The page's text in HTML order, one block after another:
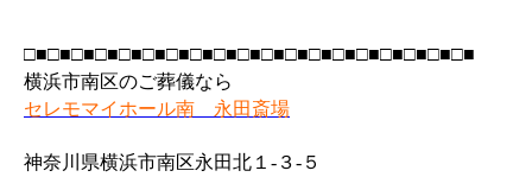
□■□■□■□■□■□■□■□■□■□■□■□■□■□■□■□■□■□■□■
横浜市南区のご葬儀なら
セレモマイホール南 永田斎場
神奈川県横浜市南区永田北１-３-５